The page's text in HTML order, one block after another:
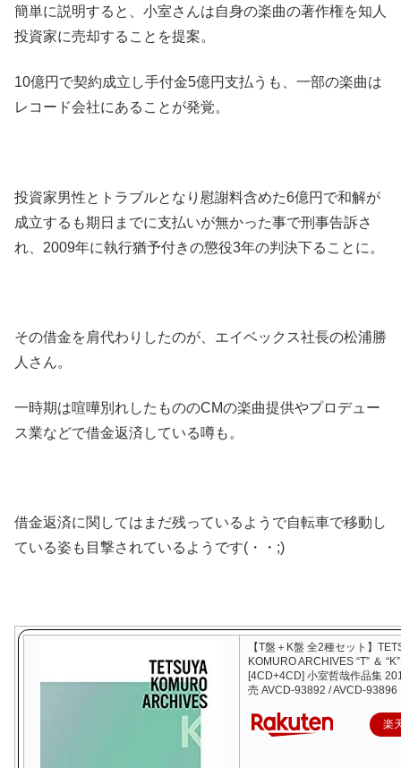
簡単に説明すると、小室さんは自身の楽曲の著作権を知人
投資家に売却することを提案。
10億円で契約成立し手付金5億円支払うも、一部の楽曲は
レコード会社にあることが発覚。
投資家男性とトラブルとなり慰謝料含めた6億円で和解が
成立するも期日までに支払いが無かった事で刑事告訴さ
れ、2009年に執行猶予付きの懲役3年の判決下ることに。
その借金を肩代わりしたのが、エイベックス社長の松浦勝
人さん。
一時期は喧嘩別れしたもののCMの楽曲提供やプロデュー
ス業などで借金返済している噂も。
借金返済に関してはまだ残っているようで自転車で移動し
ている姿も目撃されているようです(・・;)
【T盤＋K盤 全2種セット】
KOMURO ARCHIVES “T” ＆ “K”
[4CD+4CD] 小室哲哉作品集
売 AVCD-93892 / AVCD-93896
楽